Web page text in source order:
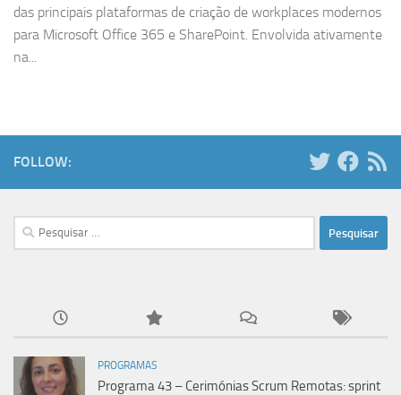
das principais plataformas de criação de workplaces modernos
para Microsoft Office 365 e SharePoint. Envolvida ativamente
na...
FOLLOW:
Pesquisar
por:
PROGRAMAS
Programa 43 – Cerimónias Scrum Remotas: sprint